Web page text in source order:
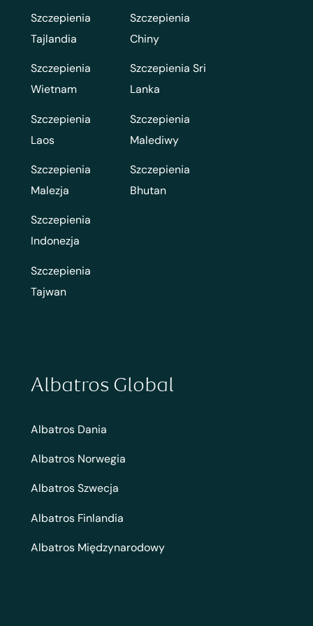
Szczepienia
Tajlandia
Szczepienia
Wietnam
Szczepienia
Laos
Szczepienia
Malezja
Szczepienia
Indonezja
Szczepienia
Tajwan
Szczepienia
Chiny
Szczepienia Sri
Lanka
Szczepienia
Malediwy
Szczepienia
Bhutan
Albatros Global
Albatros Dania
Albatros Norwegia
Albatros Szwecja
Albatros Finlandia
Albatros Międzynarodowy